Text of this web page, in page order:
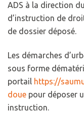
ADS à la direction
d’instruction de
de dossier déposé.
Les démarches
sous forme
portail https://
doue pour déposer
instruction.